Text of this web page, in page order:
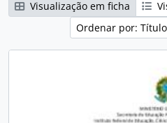
Visualização em ficha
Ordenar por: Título